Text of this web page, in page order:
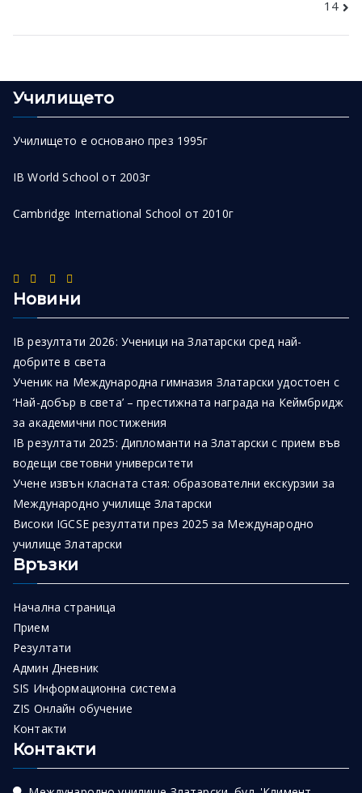
14
Училището
Училището е основано през 1995г
IB World School от 2003г
Cambridge International School от 2010г
Новини
IB резултати 2026: Ученици на Златарски сред най-
добрите в света
Ученик на Международна гимназия Златарски удостоен с
‘Най-добър в света’ – престижната награда на Кеймбридж
за академични постижения
IB резултати 2025: Дипломанти на Златарски с прием във
водещи световни университети
Учене извън класната стая: образователни екскурзии за
Международно училище Златарски
Високи IGCSE резултати през 2025 за Международно
училище Златарски
Връзки
Начална страница
Прием
Резултати
Админ Дневник
SIS Информационна система
ZIS Онлайн обучение
Контакти
Контакти